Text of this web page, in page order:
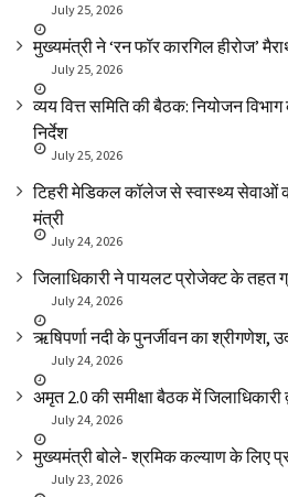
July 25, 2026
मुख्यमंत्री ने ‘रन फॉर कारगिल हीरोज’
July 25, 2026
व्यय वित्त समिति की बैठक: नियोजन
निर्देश
July 25, 2026
टिहरी मेडिकल कॉलेज से स्वास्थ्य सेवाओं
मंत्री
July 24, 2026
जिलाधिकारी ने पायलट प्रोजेक्ट के तहत
July 24, 2026
ऋषिपर्णा नदी के पुनर्जीवन का श्रीगणेश,
July 24, 2026
अमृत 2.0 की समीक्षा बैठक में जिलाधिकारी
July 24, 2026
मुख्यमंत्री बोले- श्रमिक कल्याण के लिए
July 23, 2026